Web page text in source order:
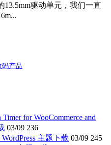
13.5mm驱动单元，我们一直
码产品
Timer for WooCommerce and
03/09 236
主题下载 03/09 245